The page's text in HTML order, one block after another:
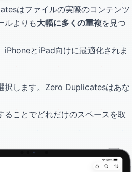
はファイルの実際のコンテンツ
ルよりも大幅に多くの重複を見つ
とiPad向けに最適化されま
択します。Zero Duplicatesはあな
ことでどれだけのスペースを取